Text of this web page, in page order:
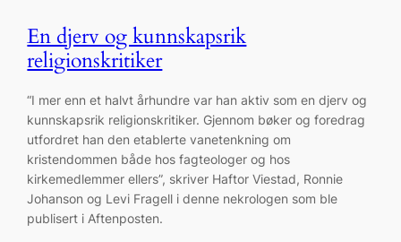
En djerv og kunnskapsrik
religionskritiker
“I mer enn et halvt århundre var han aktiv som en djerv og
kunnskapsrik religionskritiker. Gjennom bøker og foredrag
utfordret han den etablerte vanetenkning om
kristendommen både hos fagteologer og hos
kirkemedlemmer ellers”, skriver Haftor Viestad, Ronnie
Johanson og Levi Fragell i denne nekrologen som ble
publisert i Aftenposten.